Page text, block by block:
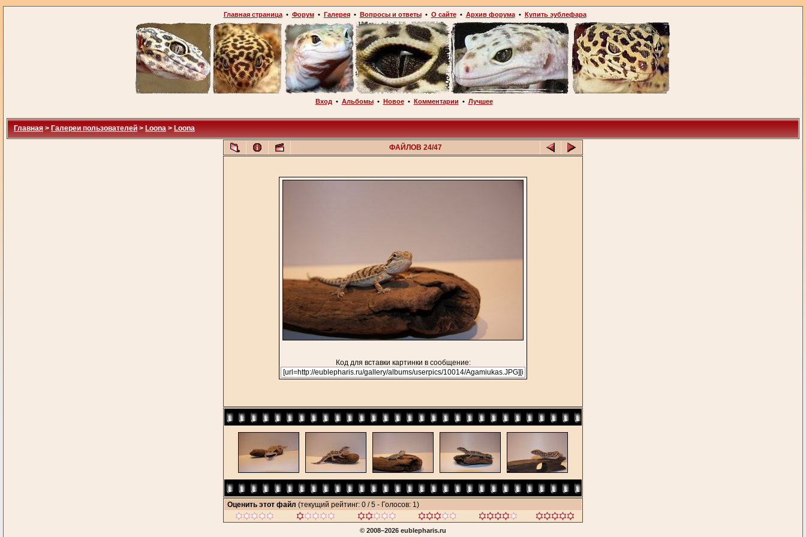
Главная страница• Форум• Галерея• Вопросы и ответы• О сайте• Архив форума• Купить эублефара
Вход • Альбомы• Новое• Комментарии • Лучшее
Главная > Галереи пользователей > Loona > Loona
ФАЙЛОВ 24/47
Код для вставки картинки в сообщение:
Оценить этот файл (текущий рейтинг: 0 / 5 - Голосов: 1)
© 2008–2026 eublepharis.ru